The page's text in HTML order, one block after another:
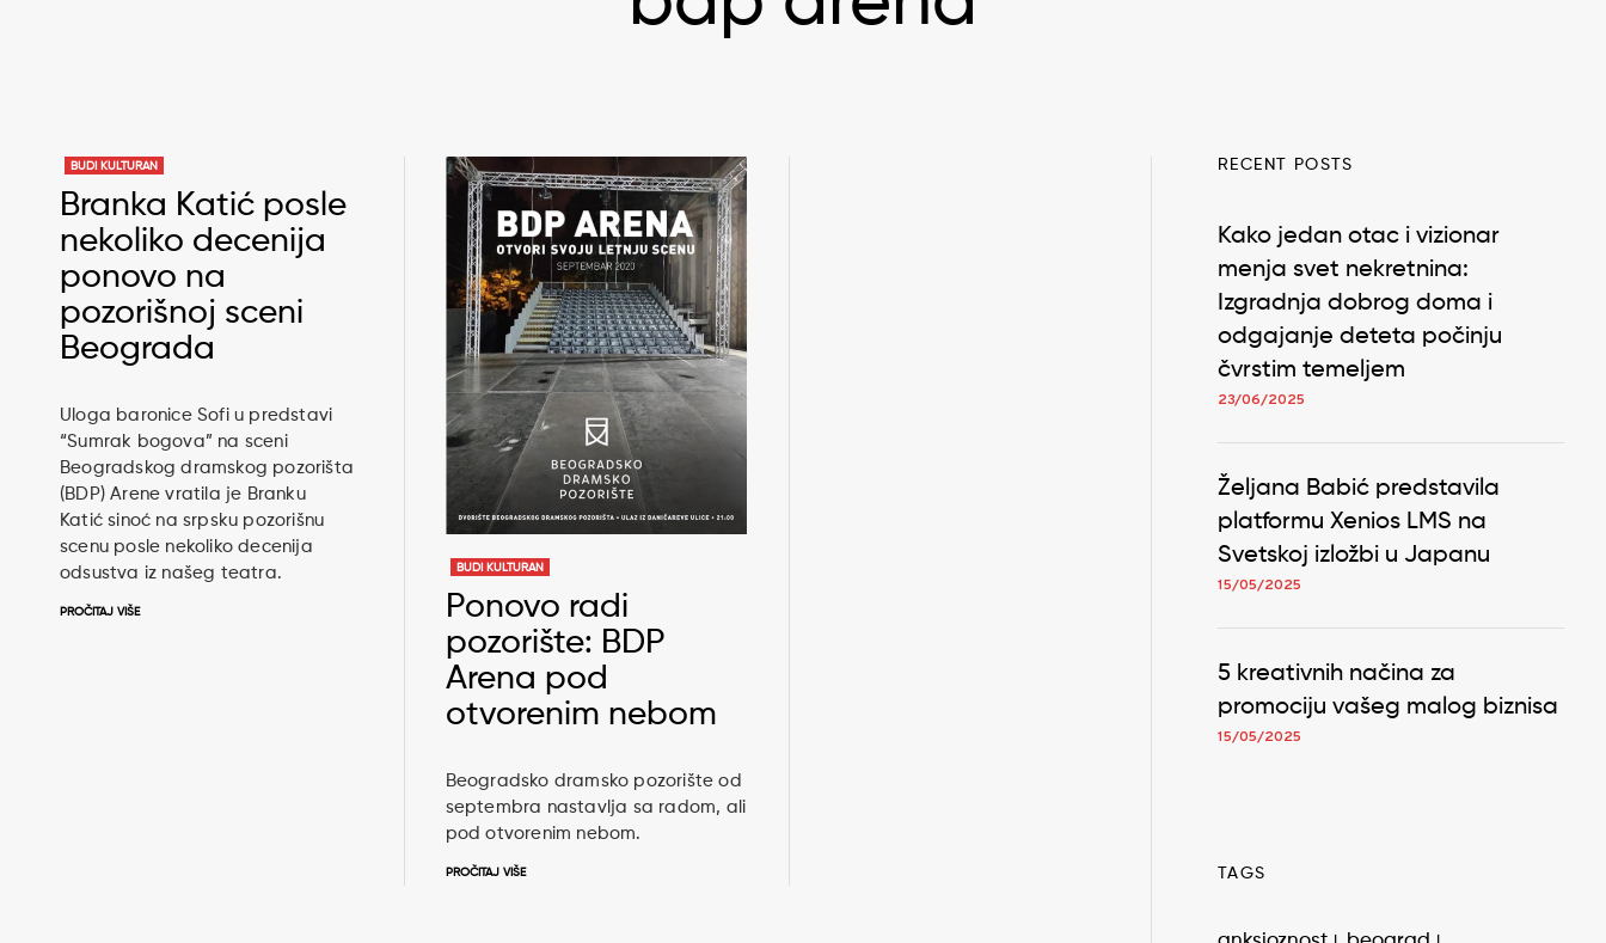
BUDI KULTURAN
Branka Katić posle
nekoliko decenija
ponovo na
pozorišnoj sceni
Beograda
Uloga baronice Sofi u predstavi
“Sumrak bogova” na sceni
Beogradskog dramskog pozorišta
(BDP) Arene vratila je Branku
Katić sinoć na srpsku pozorišnu
scenu posle nekoliko decenija
odsustva iz našeg teatra.
PROČITAJ VIŠE
BUDI KULTURAN
Ponovo radi
pozorište: BDP
Arena pod
otvorenim nebom
Beogradsko dramsko pozorište od
septembra nastavlja sa radom, ali
pod otvorenim nebom.
PROČITAJ VIŠE
RECENT POSTS
Kako jedan otac i vizionar
menja svet nekretnina:
Izgradnja dobrog doma i
odgajanje deteta počinju
čvrstim temeljem
23/06/2025
Željana Babić predstavila
platformu Xenios LMS na
Svetskoj izložbi u Japanu
15/05/2025
5 kreativnih načina za
promociju vašeg malog biznisa
15/05/2025
TAGS